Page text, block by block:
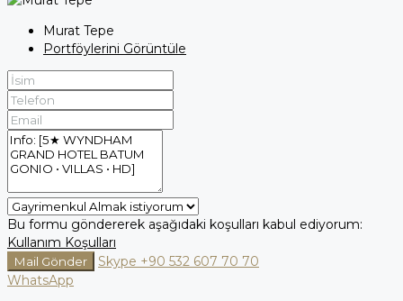
Murat Tepe
Portföylerini Görüntüle
Bu formu göndererek aşağıdaki koşulları kabul ediyorum:
Kullanım Koşulları
Mail Gönder Skype +90 532 607 70 70
WhatsApp